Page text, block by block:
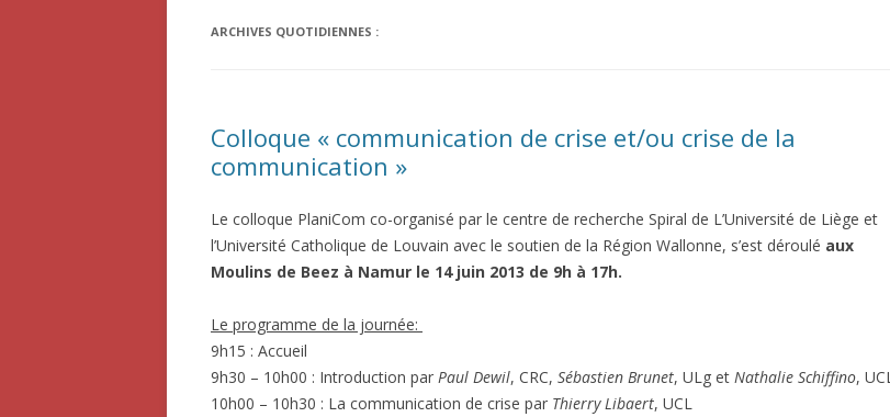
ARCHIVES QUOTIDIENNES :
Colloque « communication de crise et/ou crise de la
communication »
Le colloque PlaniCom co-organisé par le centre de recherche Spiral de L’Université de Liège et
l’Université Catholique de Louvain avec le soutien de la Région Wallonne, s’est déroulé aux
Moulins de Beez à Namur le 14 juin 2013 de 9h à 17h.
Le programme de la journée:
9h15 : Accueil
9h30 – 10h00 : Introduction par Paul Dewil, CRC, Sébastien Brunet, ULg et Nathalie Schiffino, UCL
10h00 – 10h30 : La communication de crise par Thierry Libaert, UCL